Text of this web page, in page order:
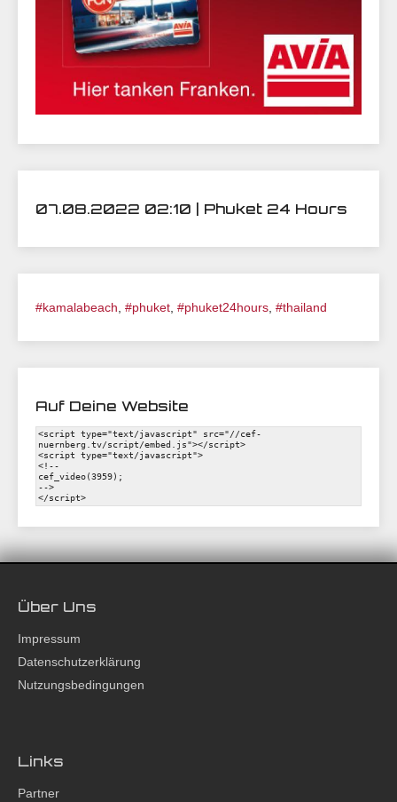
07.08.2022 02:10 | Phuket 24 Hours
#kamalabeach #phuket #phuket24hours #thailand
Auf Deine Website
Über Uns
Impressum
Datenschutzerklärung
Nutzungsbedingungen
Links
Partner